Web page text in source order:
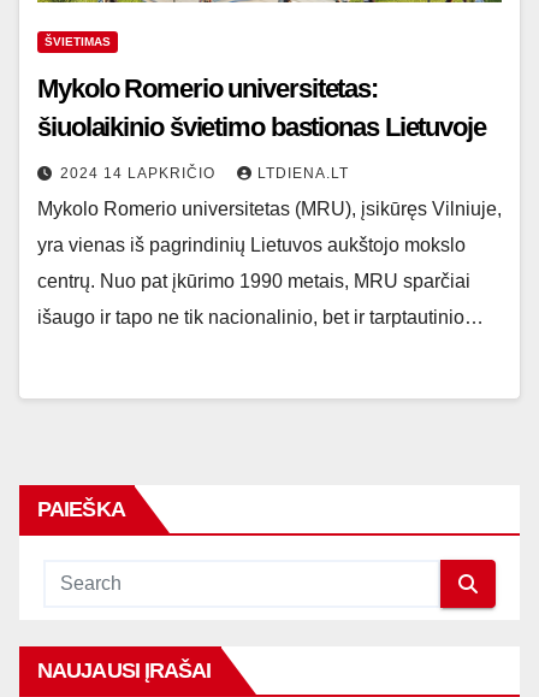
ŠVIETIMAS
Mykolo Romerio universitetas:
šiuolaikinio švietimo bastionas Lietuvoje
2024 14 LAPKRIČIO LTDIENA.LT
Mykolo Romerio universitetas (MRU), įsikūręs Vilniuje,
yra vienas iš pagrindinių Lietuvos aukštojo mokslo
centrų. Nuo pat įkūrimo 1990 metais, MRU sparčiai
išaugo ir tapo ne tik nacionalinio, bet ir tarptautinio…
PAIEŠKA
NAUJAUSI ĮRAŠAI